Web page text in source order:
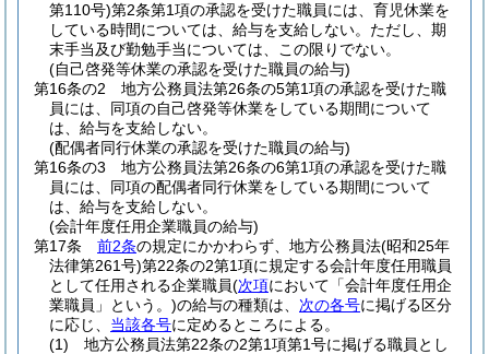
第110号)第2条第1項の承認を受けた職員には、育児休業を
している時間については、給与を支給しない。 ただし、期
末手当及び勤勉手当については、この限りでない。
(自己啓発等休業の承認を受けた職員の給与)
第16条の2
地方公務員法第26条の5第1項の承認を受けた職
員には、同項の自己啓発等休業をしている期間について
は、給与を支給しない。
(配偶者同行休業の承認を受けた職員の給与)
第16条の3
地方公務員法第26条の6第1項の承認を受けた職
員には、同項の配偶者同行休業をしている期間について
は、給与を支給しない。
(会計年度任用企業職員の給与)
第17条
前2条の規定にかかわらず、地方公務員法(昭和25年
法律第261号)第22条の2第1項に規定する会計年度任用職員
として任用される企業職員(次項において「会計年度任用企
業職員」という。)の給与の種類は、 次の各号に掲げる区分
に応じ、 当該各号に定めるところによる。
(1)
地方公務員法第22条の2第1項第1号に掲げる職員とし